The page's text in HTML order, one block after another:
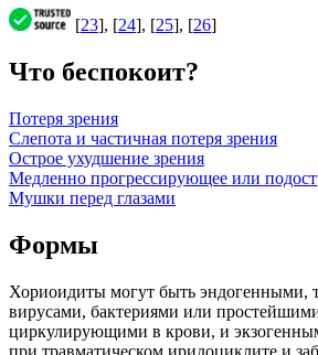
[23], [24], [25], [26]
Что беспокоит?
Потеря зрения
Слепота и частичная потеря зрения
Острое ухудшение зрения
Медленно прогрессирующее или
Мушки перед глазами
Формы
Хориоидиты могут быть эндогенными,
вирусами, бактериями или
циркулирующими в крови, и
при травматическом иридоциклите и